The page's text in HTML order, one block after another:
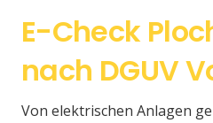
E-Check
nach DGUV
Von elektrischen Anlagen